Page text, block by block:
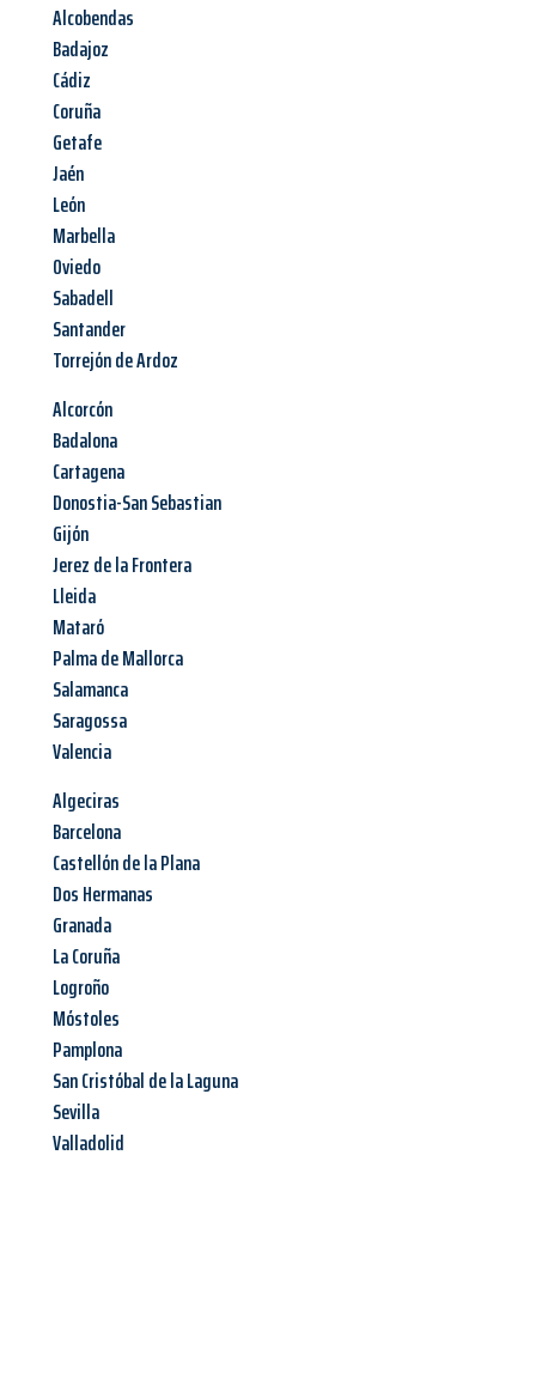
Alcobendas
Badajoz
Cádiz
Coruña
Getafe
Jaén
León
Marbella
Oviedo
Sabadell
Santander
Torrejón de Ardoz
Alcorcón
Badalona
Cartagena
Donostia-San Sebastian
Gijón
Jerez de la Frontera
Lleida
Mataró
Palma de Mallorca
Salamanca
Saragossa
Valencia
Algeciras
Barcelona
Castellón de la Plana
Dos Hermanas
Granada
La Coruña
Logroño
Móstoles
Pamplona
San Cristóbal de la Laguna
Sevilla
Valladolid